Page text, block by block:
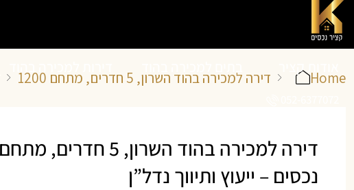
אודות קציר
Home דירה למכירה בהוד השרון, 5 חדרים, מתחם 1200
נכסים – ייעוץ ותיווך נדל”ן